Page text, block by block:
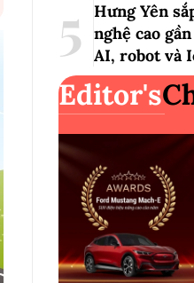
Hưng Yên
nghệ cao
AI, robot và
Editor's